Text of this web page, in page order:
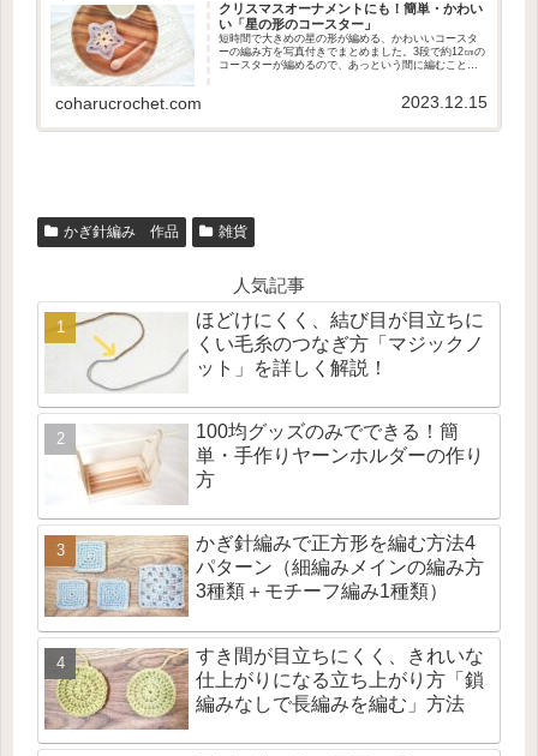
クリスマスオーナメントにも！簡単・かわい
い「星の形のコースター」
短時間で大きめの星の形が編める、かわいいコースタ
ーの編み方を写真付きでまとめました。3段で約12㎝の
コースターが編めるので、あっという間に編むことが
coharucrochet.com 2023.12.15
かぎ針編み 作品 雑貨
人気記事
ほどけにくく、結び目が目立ちに
くい毛糸のつなぎ方「マジックノ
ット」を詳しく解説！
100均グッズのみでできる！簡
単・手作りヤーンホルダーの作り
方
かぎ針編みで正方形を編む方法4
パターン（細編みメインの編み方
3種類＋モチーフ編み1種類）
すき間が目立ちにくく、きれいな
仕上がりになる立ち上がり方「鎖
編みなしで長編みを編む」方法